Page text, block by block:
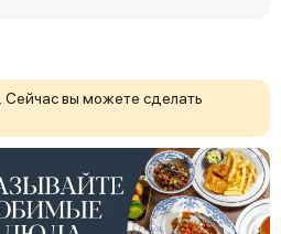
Сейчасвы можете сделать